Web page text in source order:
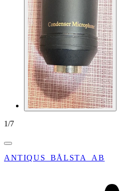
1/7
ANTIQUS_BÅLSTA_AB